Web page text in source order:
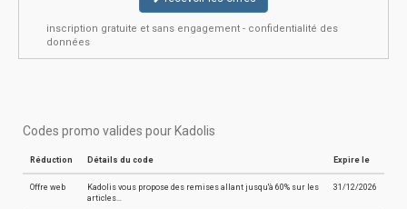
inscription gratuite et sans engagement - confidentialité des
données
Codes promo valides pour Kadolis
Réduction Détails du code Expire le
Offre web
Kadolis vous propose des remises allant jusqu'à 60% sur les
articles…
31/12/2026